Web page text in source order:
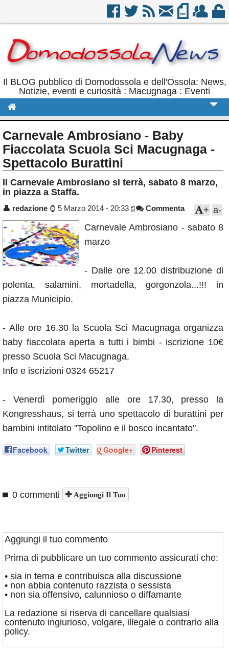
Il BLOG pubblico di Domodossola e dell'Ossola: News,
Notizie, eventi e curiosità : Macugnaga : Eventi
Politica
Sport
Eventi
Calendario
Annunci
Carnevale Ambrosiano - Baby
Fiaccolata Scuola Sci Macugnaga -
Spettacolo Burattini
Il Carnevale Ambrosiano si terrà, sabato 8 marzo,
in piazza a Staffa.
👤 redazione ⌚ 5 Marzo 2014 - 20:33 Commenta a-
+
Carnevale Ambrosiano - sabato 8
marzo
- Dalle ore 12.00 distribuzione di
polenta, salamini, mortadella, gorgonzola...!!! in
piazza Municipio.
- Alle ore 16.30 la Scuola Sci Macugnaga organizza
baby fiaccolata aperta a tutti i bimbi - iscrizione 10€
presso Scuola Sci Macugnaga.
Info e iscrizioni 0324 65217
- Venerdì pomeriggio alle ore 17.30, presso la
Kongresshaus, si terrà uno spettacolo di burattini per
bambini intitolato "Topolino e il bosco incantato".
Facebook Twitter Google+ Pinterest
0 commenti Aggiungi Il Tuo
Aggiungi il tuo commento
Prima di pubblicare un tuo commento assicurati che:
• sia in tema e contribuisca alla discussione
• non abbia contenuto razzista o sessista
• non sia offensivo, calunnioso o diffamante
La redazione si riserva di cancellare qualsiasi
contenuto ingiurioso, volgare, illegale o contrario alla
policy.